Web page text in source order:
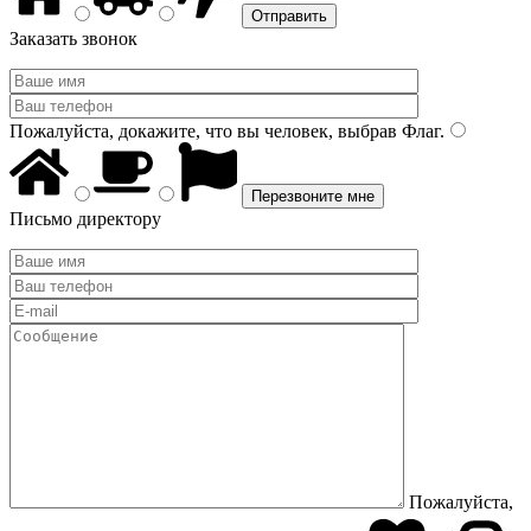
Заказать звонок
Пожалуйста, докажите, что вы человек, выбрав Флаг.
Письмо директору
Пожалуйста,